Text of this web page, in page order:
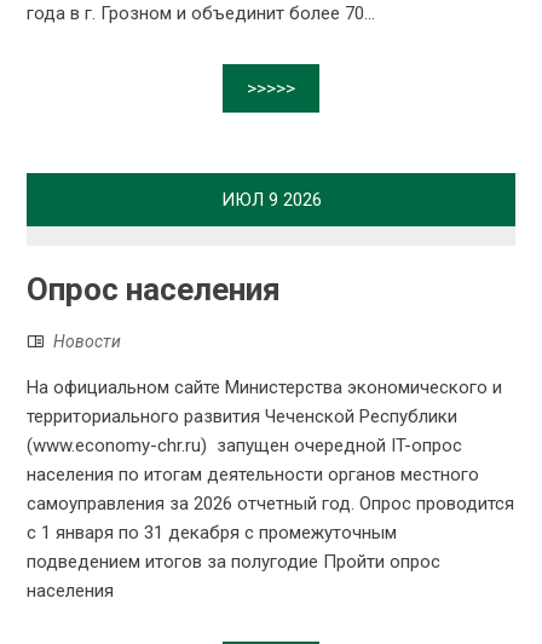
года в г. Грозном и объединит более 70...
>>>>>
ИЮЛ 9 2026
Опрос населения
Новости
На официальном сайте Министерства экономического и
территориального развития Чеченской Республики
(www.economy-chr.ru) запущен очередной IT-опрос
населения по итогам деятельности органов местного
самоуправления за 2026 отчетный год. Опрос проводится
с 1 января по 31 декабря с промежуточным
подведением итогов за полугодие Пройти опрос
населения